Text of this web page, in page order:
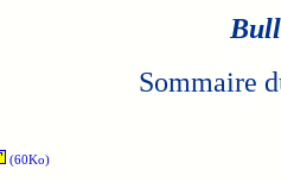
Sommaire
(60Ko)